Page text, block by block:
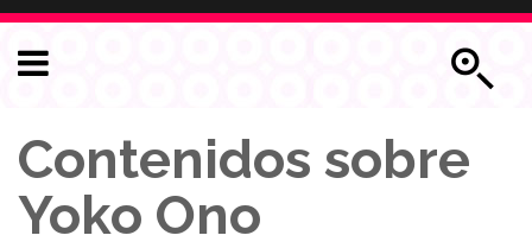
Contenidos sobre
Yoko Ono